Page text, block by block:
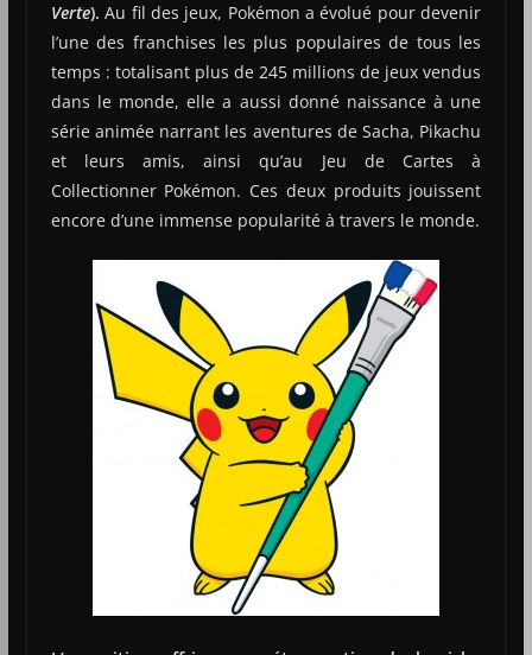
Verte). Au fil des jeux, Pokémon a évolué pour devenir
l’une des franchises les plus populaires de tous les
temps : totalisant plus de 245 millions de jeux vendus
dans le monde, elle a aussi donné naissance à une
série animée narrant les aventures de Sacha, Pikachu
et leurs amis, ainsi qu’au Jeu de Cartes à
Collectionner Pokémon. Ces deux produits jouissent
encore d’une immense popularité à travers le monde.